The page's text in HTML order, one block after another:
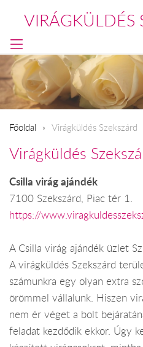
VIRÁGKÜLDÉS
Főoldal Virágküldés Szekszárd
Virágküldés
Csilla virág ajándék
7100 Szekszárd, Piac tér 1.
https://
A Csilla virág ajándék üzlet
A virágküldés Szekszárd
számunkra egy olyan extra
örömmel vállalunk. Hiszen
nem ér véget a bolt
feladat kezdődik ekkor. Úgy